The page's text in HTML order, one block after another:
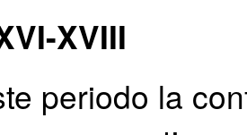
XVIII
periodo la